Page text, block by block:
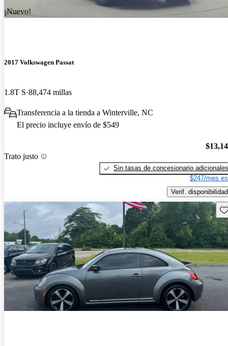
¡Nuevo!
2017 Volkswagen Passat
1.8T S 88,474 millas
Transferencia a la tienda a Winterville, NC
El precio incluye envío de $549
Trato justo
Sin tasas de concesionario adicionales
$247/mes
Verif. disponibilidad